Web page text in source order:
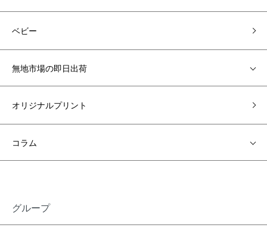
ベビー
無地市場の即日出荷
オリジナルプリント
コラム
グループ